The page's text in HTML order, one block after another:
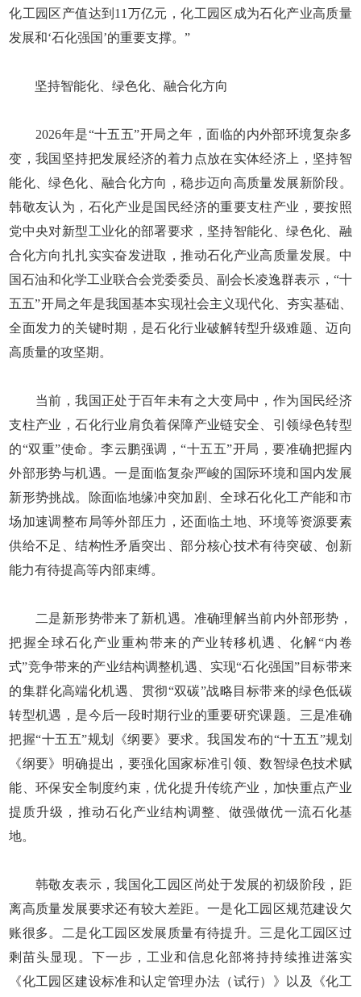
化工园区产值达到11万亿元，化工园区成为石化产业高质量
发展和‘石化强国’的重要支撑。”
坚持智能化、绿色化、融合化方向
2026年是“十五五”开局之年，面临的内外部环境复杂多
变，我国坚持把发展经济的着力点放在实体经济上，坚持智
能化、绿色化、融合化方向，稳步迈向高质量发展新阶段。
韩敬友认为，石化产业是国民经济的重要支柱产业，要按照
党中央对新型工业化的部署要求，坚持智能化、绿色化、融
合化方向扎扎实实奋发进取，推动石化产业高质量发展。中
国石油和化学工业联合会党委委员、副会长凌逸群表示，“十
五五”开局之年是我国基本实现社会主义现代化、夯实基础、
全面发力的关键时期，是石化行业破解转型升级难题、迈向
高质量的攻坚期。
当前，我国正处于百年未有之大变局中，作为国民经济
支柱产业，石化行业肩负着保障产业链安全、引领绿色转型
的“双重”使命。李云鹏强调，“十五五”开局，要准确把握内
外部形势与机遇。一是面临复杂严峻的国际环境和国内发展
新形势挑战。除面临地缘冲突加剧、全球石化化工产能和市
场加速调整布局等外部压力，还面临土地、环境等资源要素
供给不足、结构性矛盾突出、部分核心技术有待突破、创新
能力有待提高等内部束缚。
二是新形势带来了新机遇。准确理解当前内外部形势，
把握全球石化产业重构带来的产业转移机遇、化解“内卷
式”竞争带来的产业结构调整机遇、实现“石化强国”目标带来
的集群化高端化机遇、贯彻“双碳”战略目标带来的绿色低碳
转型机遇，是今后一段时期行业的重要研究课题。三是准确
把握“十五五”规划《纲要》要求。我国发布的“十五五”规划
《纲要》明确提出，要强化国家标准引领、数智绿色技术赋
能、环保安全制度约束，优化提升传统产业，加快重点产业
提质升级，推动石化产业结构调整、做强做优一流石化基
地。
韩敬友表示，我国化工园区尚处于发展的初级阶段，距
离高质量发展要求还有较大差距。一是化工园区规范建设欠
账很多。二是化工园区发展质量有待提升。三是化工园区过
剩苗头显现。下一步，工业和信息化部将持持续推进落实
《化工园区建设标准和认定管理办法（试行）》以及《化工